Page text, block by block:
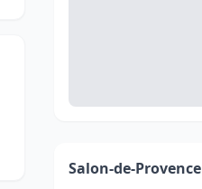
Salon-de-Provence